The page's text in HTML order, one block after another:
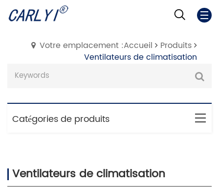
Votre emplacement :Accueil
Produits
Ventilateurs de climatisation
Catégories de produits
Ventilateurs de climatisation